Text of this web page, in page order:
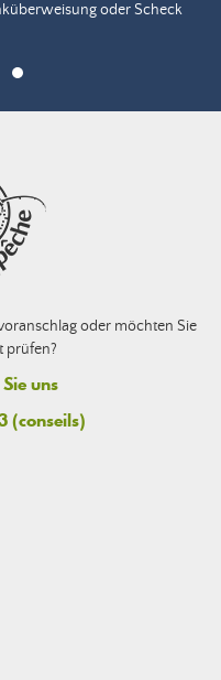
oder Scheck
oder möchten Sie
prüfen?
uns
(conseils)